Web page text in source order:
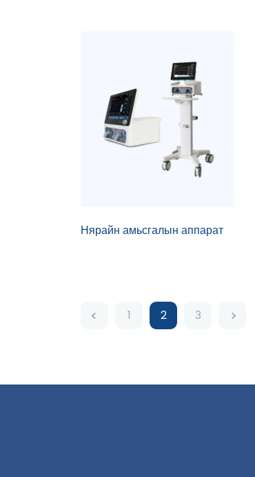
Нярайн амьсгалын аппарат
1 2 3